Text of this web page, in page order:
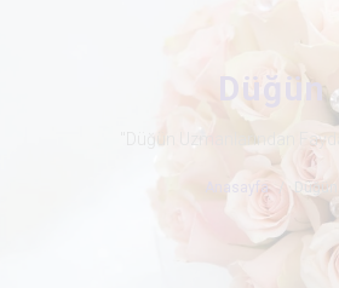
Düğün
"Düğün Uzmanlarından
Anasayfa Düğün